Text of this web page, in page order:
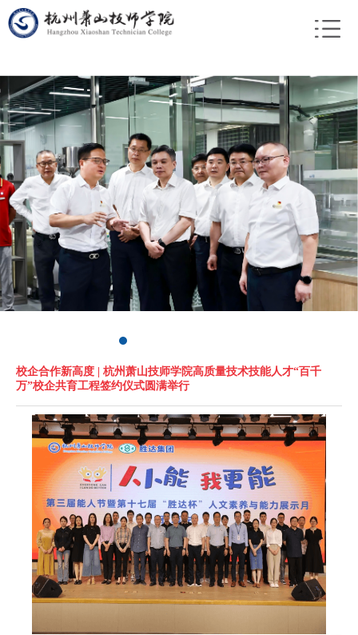
校企合作新高度 | 杭州萧山技师学院高质量技术技能人才“百千
万”校企共育工程签约仪式圆满举行